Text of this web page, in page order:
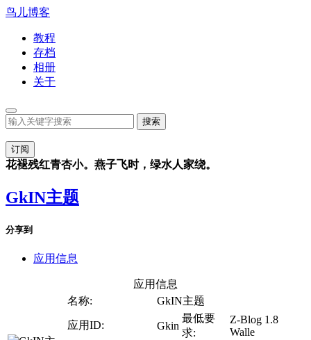
鸟儿博客
教程
存档
相册
关于
订阅
花褪残红青杏小。燕子飞时，绿水人家绕。
GkIN主题
分享到
应用信息
应用信息
名称:
GkIN主题
应用ID: Gkin
最低要
求:
Z-Blog 1.8
Walle